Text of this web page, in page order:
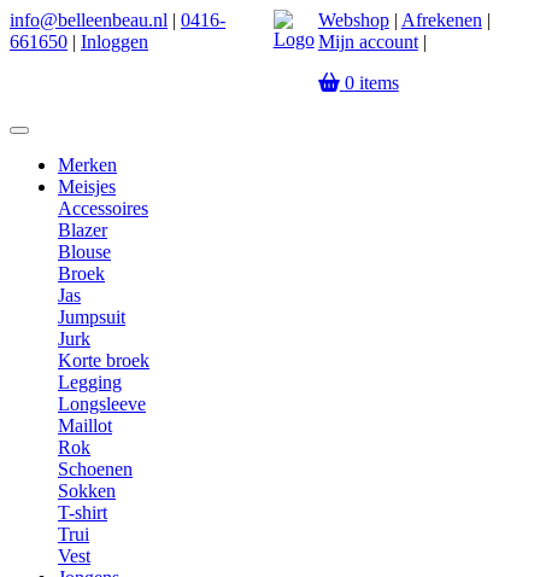
info@belleenbeau.nl | 0416-
661650 | Inloggen
Webshop| Afrekenen |
Mijn account|
0items
Merken
Meisjes
Accessoires
Blazer
Blouse
Broek
Jas
Jumpsuit
Jurk
Korte broek
Legging
Longsleeve
Maillot
Rok
Schoenen
Sokken
T-shirt
Trui
Vest